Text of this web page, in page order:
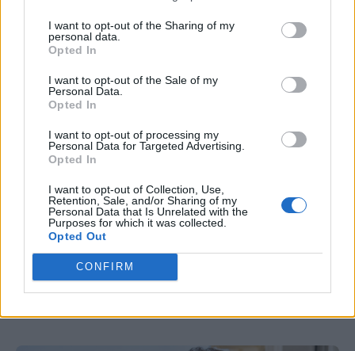
I want to opt-out of the Sharing of my
personal data.
Opted In
I want to opt-out of the Sale of my
Personal Data.
Opted In
I want to opt-out of processing my
Personal Data for Targeted Advertising.
Opted In
I want to opt-out of Collection, Use,
Retention, Sale, and/or Sharing of my
Personal Data that Is Unrelated with the
Purposes for which it was collected.
Opted Out
CONFIRM
ECDC: Στη 2η θέση της Ευρώπης η
Στο επίκεντρο η Αττική
65 κρούσματα και 6 θάνατοι στη χώρα από τον ιό
του Δυτικού Νείλου. Πάνω από 80% των
ασθενών εμφάνισαν σοβαρές εκδηλώσεις από το